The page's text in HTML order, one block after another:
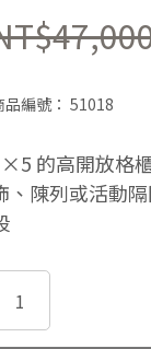
品編號： 51018
的高開放格
、陳列或活動